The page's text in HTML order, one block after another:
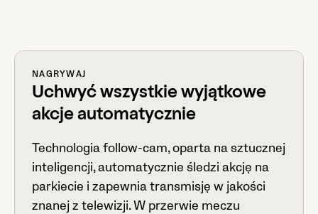
NAGRYWAJ
Uchwyć wszystkie wyjątkowe
akcje automatycznie
Technologia follow-cam, oparta na sztucznej
inteligencji, automatycznie śledzi akcję na
parkiecie i zapewnia transmisję w jakości
znanej z telewizji. W przerwie meczu